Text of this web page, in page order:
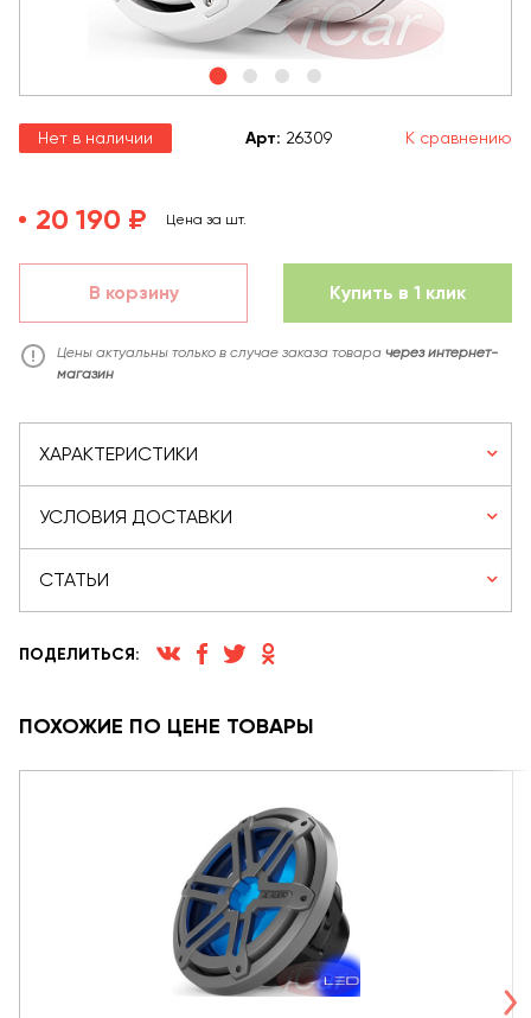
Нет в наличии Арт: 26309 К сравнению
20 190 ₽ Цена за шт.
В корзину Купить в 1 клик
Цены актуальны только в случае заказа товара через интернет-
магазин
ХАРАКТЕРИСТИКИ
УСЛОВИЯ ДОСТАВКИ
СТАТЬИ
ПОДЕЛИТЬСЯ:
ПОХОЖИЕ ПО ЦЕНЕ ТОВАРЫ